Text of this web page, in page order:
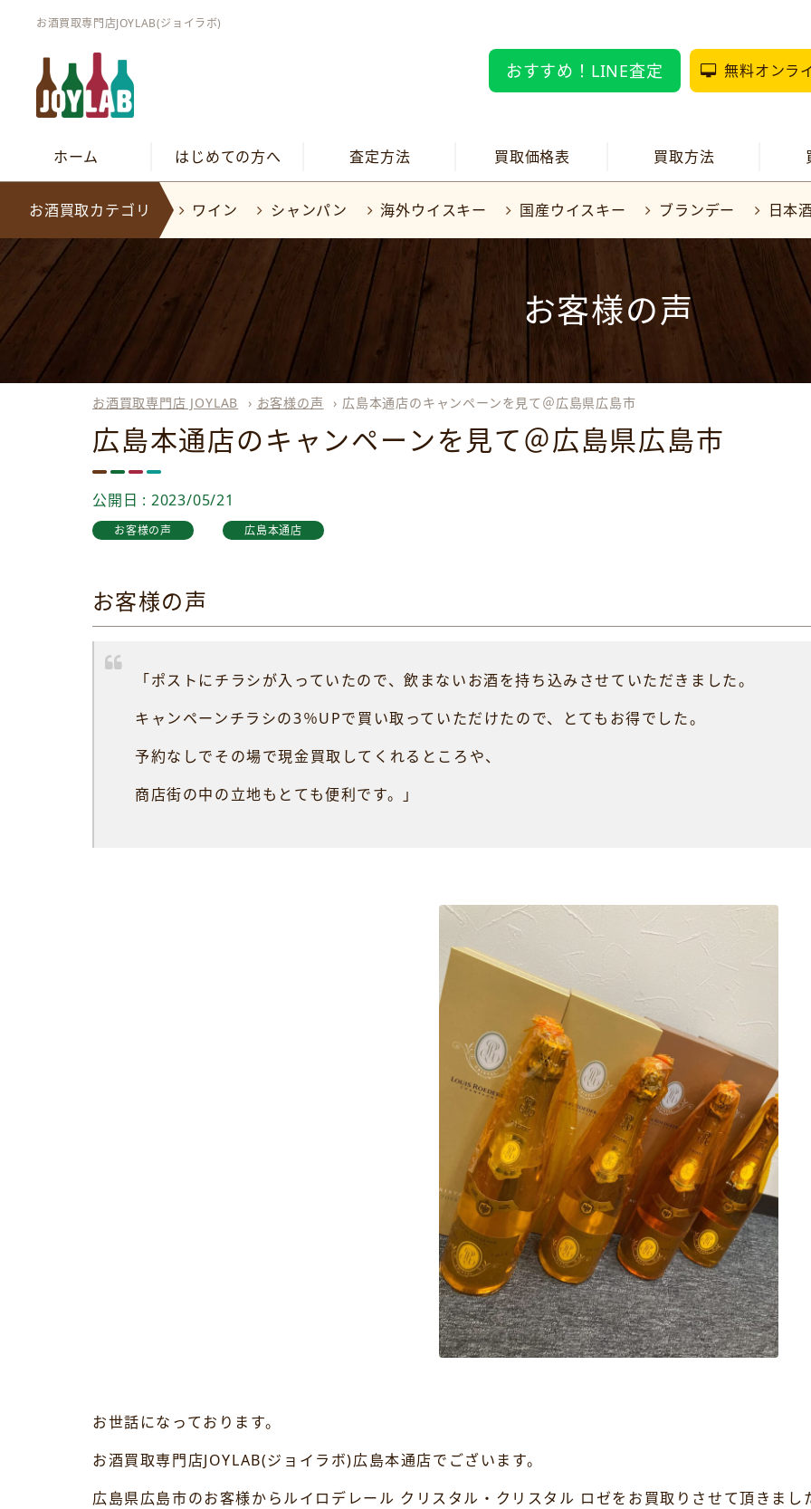
お酒買取専門店JOYLAB(ジョイラボ)
おすすめ！LINE査定 無料オンラ
ホーム はじめての方へ 査定方法 買取価格表 買取方法
お酒買取カテゴリ ワイン シャンパン 海外ウイスキー 国産ウイスキー ブランデー 日本
お客様の声
お酒買取専門店 JOYLAB › お客様の声 › 広島本通店のキャンペーンを見て＠広島県広島市
広島本通店のキャンペーンを見て＠広島県広島市
公開日 : 2023/05/21
お客様の声 広島本通店
お客様の声
「ポストにチラシが入っていたので、飲まないお酒を持ち込みさせていただきました。
キャンペーンチラシの3％UPで買い取っていただけたので、とてもお得でした。
予約なしでその場で現金買取してくれるところや、
商店街の中の立地もとても便利です。」
お世話になっております。
お酒買取専門店JOYLAB(ジョイラボ)広島本通店でございます。
広島県広島市のお客様からルイロデレール クリスタル・クリスタル ロゼをお買取りさせて頂きまし